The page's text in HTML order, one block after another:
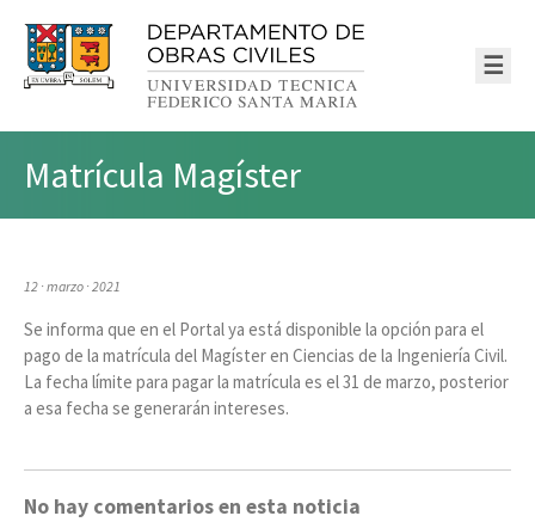
☰
Matrícula Magíster
12 · marzo · 2021
Se informa que en el Portal ya está disponible la opción para el
pago de la matrícula del Magíster en Ciencias de la Ingeniería Civil.
La fecha límite para pagar la matrícula es el 31 de marzo, posterior
a esa fecha se generarán intereses.
No hay comentarios en esta noticia